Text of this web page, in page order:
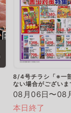
8/4号チラシ「※一
ない場合がございま
08月06日〜08
本日終了